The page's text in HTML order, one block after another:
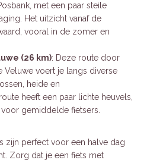
met een paar steile
Het uitzicht vanaf de
vooral in de zomer en
(26 km): Deze route door
Veluwe voert je langs diverse
heide en
heeft een paar lichte heuvels,
gemiddelde fietsers.
zijn perfect voor een halve dag
Zorg dat je een fiets met